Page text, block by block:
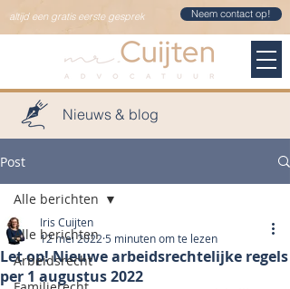
Neem contact op!
altijd een gratis eerste gesprek
Nieuws & blog
Post
Alle berichten
Arbeidsrecht
Alle berichten
Let op! Nieuwe arbeidsrechtelijke regels
per 1 augustus 2022
Iris Cuijten
12 mei 2022 5 minuten om te lezen